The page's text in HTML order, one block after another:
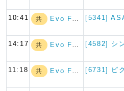
10:41 共 Evo Fund
14:17 共 Evo Fund
11:18 共 Evo Fund